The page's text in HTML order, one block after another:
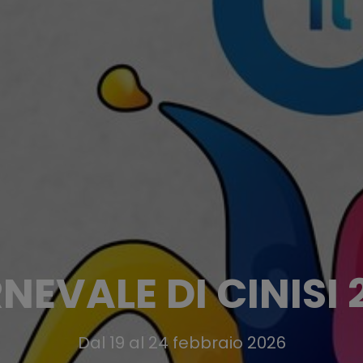
DI CINISI
Dal 19 al 24 febbraio 2026